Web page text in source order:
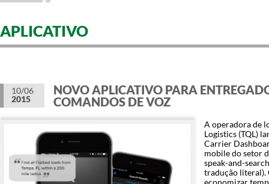
APLICATIVO
10/06
2015
NOVO APLICATIVO PARA
COMANDOS DE VOZ
A operadora de
Logistics (TQL)
Carrier
mobile do setor
speak-and-
tradução literal).
economizar